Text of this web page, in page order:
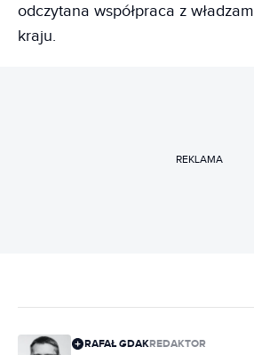
odczytana współpraca z
kraju.
REKLAMA
RAFAŁ GDAKREDAKTOR